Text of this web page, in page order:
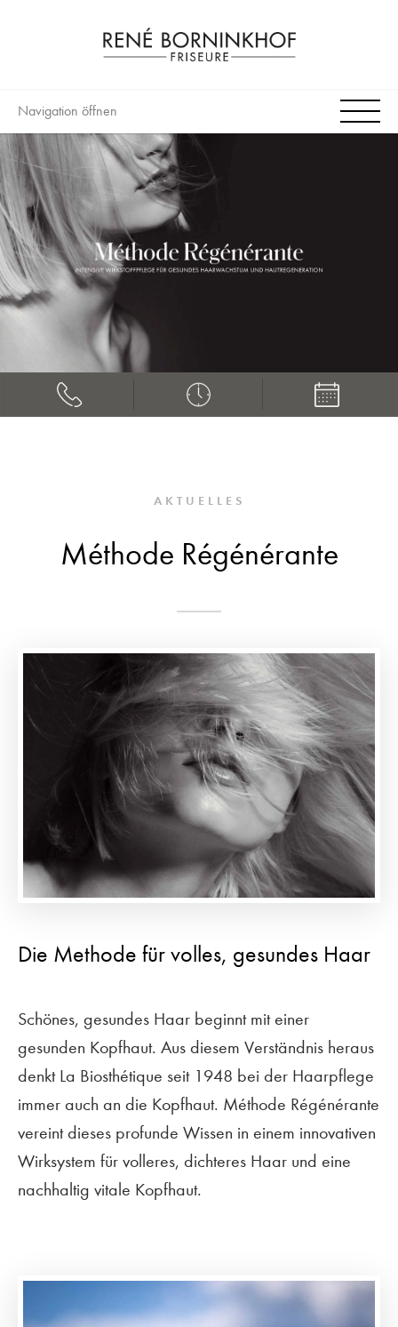
Navigation öffnen
AKTUELLES
Méthode Régénérante
Die Methode für volles, gesundes Haar
Schönes, gesundes Haar beginnt mit einer
gesunden Kopfhaut. Aus diesem Verständnis heraus
denkt La Biosthétique seit 1948 bei der Haarpflege
immer auch an die Kopfhaut. Méthode Régénérante
vereint dieses profunde Wissen in einem innovativen
Wirksystem für volleres, dichteres Haar und eine
nachhaltig vitale Kopfhaut.